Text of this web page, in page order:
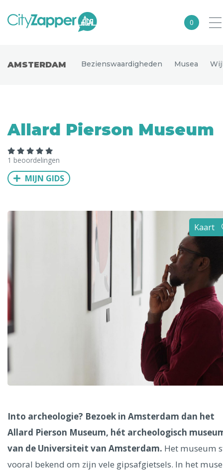
0
Europa
Noord-Amerika
Azië
Uitgelichte bestemmingen
Ålesund
AMSTERDAM Bezienswaardigheden Musea
Allard Pierson Museum
1 beoordelingen
MIJN GIDS
Kaart
Into archeologie? Bezoek in Amsterdam dan het
Allard Pierson Museum, hét archeologisch
van de Universiteit van Amsterdam. Het museum
vooral bekend om zijn vele gipsafgietsels. In het